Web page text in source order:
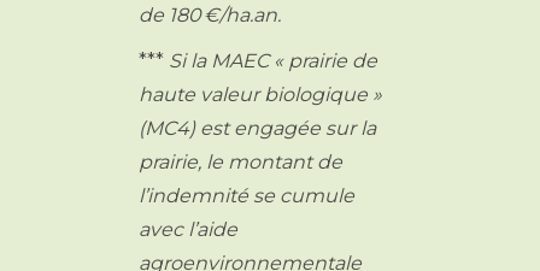
de 180 €/ha.an.
*** Si la MAEC « prairie de
haute valeur biologique »
(MC4) est engagée sur la
prairie, le montant de
l’indemnité se cumule
avec l’aide
agroenvironnementale